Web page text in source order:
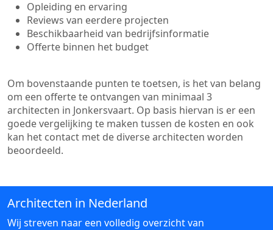
Opleiding en ervaring
Reviews van eerdere projecten
Beschikbaarheid van bedrijfsinformatie
Offerte binnen het budget
Om bovenstaande punten te toetsen, is het van belang
om een offerte te ontvangen van minimaal 3
architecten in Jonkersvaart. Op basis hiervan is er een
goede vergelijking te maken tussen de kosten en ook
kan het contact met de diverse architecten worden
beoordeeld.
Architecten in Nederland
Wij streven naar een volledig overzicht van